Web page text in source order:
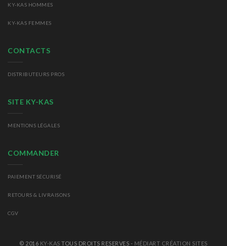
KY-KAS HOMMES
KY-KAS FEMMES
CONTACTS
DISTRIBUTEURS PROS
SITE KY-KAS
MENTIONS LÉGALES
COMMANDER
PAIEMENT SÉCURISÉ
RETOURS & LIVRAISONS
CGV
© 2016 KY-KAS TOUS DROITS RESERVES - MÉDIART CRÉATION SITES